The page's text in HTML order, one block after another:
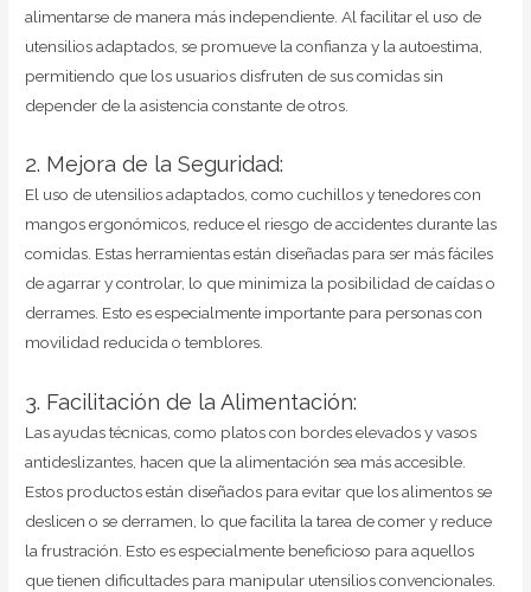
alimentarse de manera más independiente. Al facilitar el uso de
utensilios adaptados, se promueve la confianza y la autoestima,
permitiendo que los usuarios disfruten de sus comidas sin
depender de la asistencia constante de otros.
2. Mejora de la Seguridad:
El uso de utensilios adaptados, como cuchillos y tenedores con
mangos ergonómicos, reduce el riesgo de accidentes durante las
comidas. Estas herramientas están diseñadas para ser más fáciles
de agarrar y controlar, lo que minimiza la posibilidad de caídas o
derrames. Esto es especialmente importante para personas con
movilidad reducida o temblores.
3. Facilitación de la Alimentación:
Las ayudas técnicas, como platos con bordes elevados y vasos
antideslizantes, hacen que la alimentación sea más accesible.
Estos productos están diseñados para evitar que los alimentos se
deslicen o se derramen, lo que facilita la tarea de comer y reduce
la frustración. Esto es especialmente beneficioso para aquellos
que tienen dificultades para manipular utensilios convencionales.